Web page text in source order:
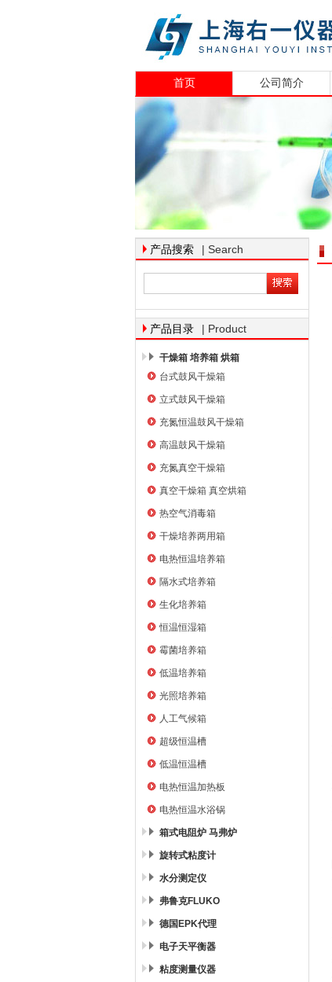
上海右一仪器有限公司
首页 公司简介
产品搜索 | Search
产品目录 | Product
干燥箱 培养箱 烘箱
台式鼓风干燥箱
立式鼓风干燥箱
充氮恒温鼓风干燥箱
高温鼓风干燥箱
充氮真空干燥箱
真空干燥箱 真空烘箱
热空气消毒箱
干燥培养两用箱
电热恒温培养箱
隔水式培养箱
生化培养箱
恒温恒湿箱
霉菌培养箱
低温培养箱
光照培养箱
人工气候箱
超级恒温槽
低温恒温槽
电热恒温加热板
电热恒温水浴锅
箱式电阻炉 马弗炉
旋转式粘度计
水分测定仪
弗鲁克FLUKO
德国EPK代理
电子天平衡器
粘度测量仪器